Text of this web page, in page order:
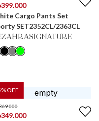
399.000
Cargo Pants Set
SET2352CL/2363CL
% OFF
349.000